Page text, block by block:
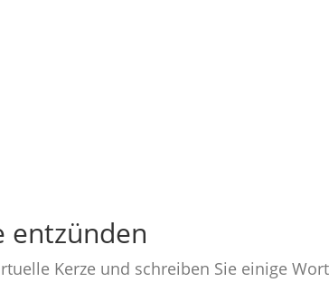
entzünden
Kerze und schreiben Sie einige